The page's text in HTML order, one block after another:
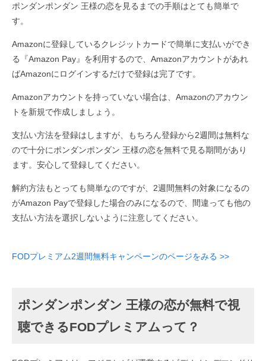
ポンダンポンダン 王様の恋を見るまでの手順はとても簡単で
す。
Amazonに登録しているクレジットカードで簡単に支払いができ
る『Amazon Pay』を利用するので、Amazonアカウントがあれ
ばAmazonにログインするだけで登録は完了です。
Amazonアカウントを持っていない場合は、Amazonのアカウン
トを新規で作成しましょう。
支払い方法を登録はしますが、もちろん登録から2週間は無料な
ので十分にポンダンポンダン 王様の恋を無料で見る期間があり
ます。安心して登録してください。
解約方法もとっても簡単なのですが、2週間無料の対象になるの
がAmazon Payで登録した場合のみになるので、間違っても他の
支払い方法を選択しないように注意してください。
FODプレミアム2週間無料キャンペーンのページをみる >>
ポンダンポンダン 王様の恋が無料で視
聴できるFODプレミアムって？